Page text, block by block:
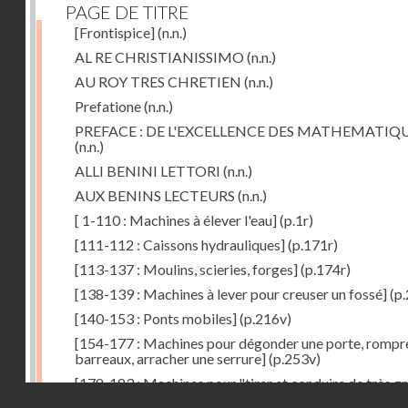
PAGE DE TITRE
[Frontispice](n.n.)
AL RE CHRISTIANISSIMO (n.n.)
AU ROY TRES CHRETIEN (n.n.)
Prefatione(n.n.)
PREFACE : DE L'EXCELLENCE DES
(n.n.)
ALLI BENINI LETTORI (n.n.)
AUX BENINS LECTEURS (n.n.)
[ 1-110 : Machines à élever l'eau](p.1r)
[111-112 : Caissons hydrauliques](p.171r)
[113-137 : Moulins, scieries, forges](p.174r)
[138-139 : Machines à lever pour creuser un fossé]
[140-153 : Ponts mobiles](p.216v)
[154-177 : Machines pour dégonder une porte,
barreaux, arracher une serrure](p.253v)
[178-183 : Machines pour "tirer et conduire de très